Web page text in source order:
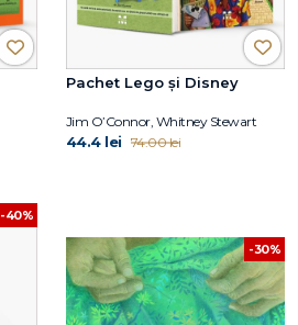
Pachet Lego și Disney
Jim O’Connor, Whitney Stewart
44.4 lei 74.00 lei
-40%
-30%